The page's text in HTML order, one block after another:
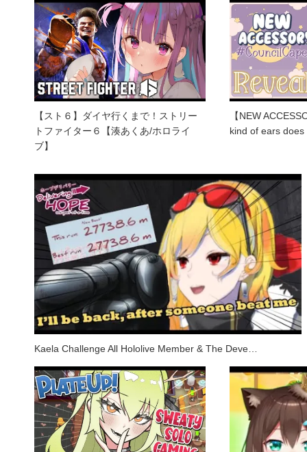
【スト６】ダイヤ行くまで！ストリー
トファイター６【湊あくあ/ホロライ
ブ】
【NEW
kind of ears
Kaela Challenge All Hololive Member & The Deve…